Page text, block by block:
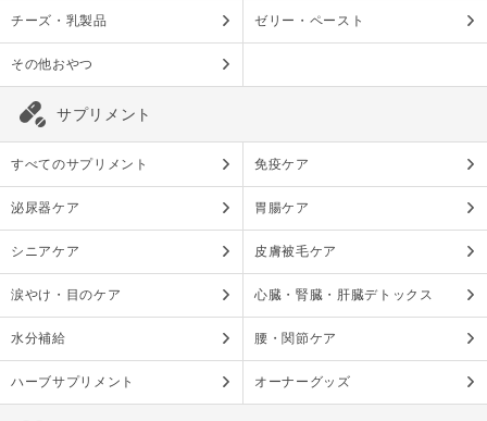
チーズ・乳製品 ゼリー・ペースト
その他おやつ
サプリメント
すべてのサプリメント 免疫ケア
泌尿器ケア 胃腸ケア
シニアケア 皮膚被毛ケア
涙やけ・目のケア 心臓・腎臓・肝臓デトックス
水分補給 腰・関節ケア
ハーブサプリメント オーナーグッズ